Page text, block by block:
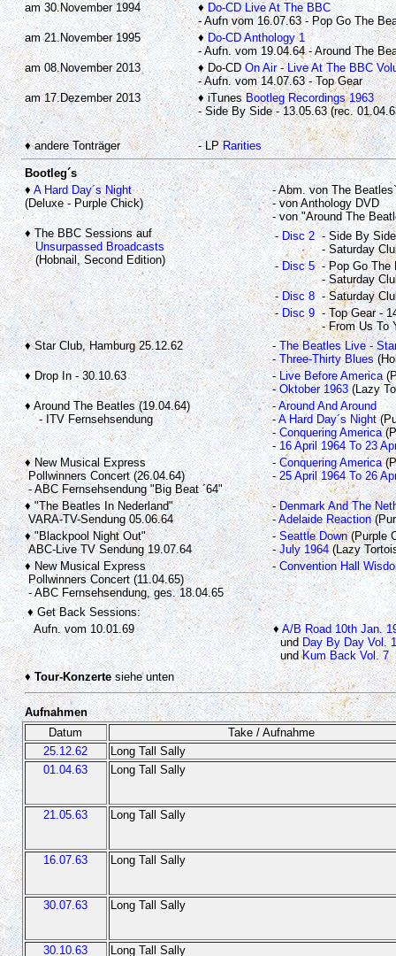
am 30.November 1994
♦Do-CD Live At The BBC
- Aufn vom 16.07.63 - Pop Go The
am 21.November 1995
♦Do-CD Anthology 1
- Aufn. vom 19.04.64 - Around The
am 08.November 2013
♦ Do-CD On Air - Live At The BBC
- Aufn. vom 14.07.63 - Top Gear
am 17.Dezember 2013
♦ iTunesBootleg Recordings 1963
- Side By Side - 13.05.63 (rec.
♦ andere Tonträger - LPRarities
Bootleg´s
♦A Hard Day´s Night
(Deluxe - Purple Chick)
- Abm. von The
- von Anthology DVD
- von "Around The
♦ The BBC Sessions auf
Unsurpassed Broadcasts
(Hobnail, Second Edition)
-Disc 2 - Side By
- Saturday
- Disc 5 - Pop Go The
- Saturday
-Disc 8 - Saturday
-Disc 9 - Top Gear -
- From Us To
♦ Star Club, Hamburg 25.12.62
-The Beatles Live -
-Three-Thirty Blues
♦ Drop In - 30.10.63
- Live Before America
-Oktober 1963(Lazy
♦ Around The Beatles (19.04.64)
- ITV Fernsehsendung
-Around And Around
-A Hard Day´s Night
-Conquering America
- 16 April 1964 To 23
♦ New Musical Express
Pollwinners Concert (26.04.64)
- ABC Fernsehsendung "Big Beat ´64"
-Conquering America
-25 April 1964 To 26
♦ "The Beatles In Nederland"
VARA-TV-Sendung 05.06.64
-Denmark And The
-Adelaide Reaction
♦ "Blackpool Night Out"
ABC-Live TV Sendung 19.07.64
-Seattle Down(Purple
-July 1964(Lazy
♦ New Musical Express
Pollwinners Concert (11.04.65)
- ABC Fernsehsendung, ges. 18.04.65
-Convention Hall
♦ Get Back Sessions:
Aufn. vom 10.01.69
♦A/B Road 10th Jan.
undDay By Day Vol.
undKum Back Vol. 7
♦Tour-Konzertesiehe unten
Aufnahmen
Datum
Take / Aufnahme
25.12.62
Long Tall Sally
01.04.63
Long Tall Sally
21.05.63 Long Tall Sally
16.07.63 Long Tall Sally
30.07.63 Long Tall Sally
30.10.63 Long Tall Sally